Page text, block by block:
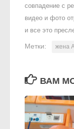
совпадение с
видео и фото
и все это
Метки: жена
ВАМ